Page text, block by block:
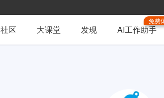
社区 大课堂 发现 AI工作助手
免费